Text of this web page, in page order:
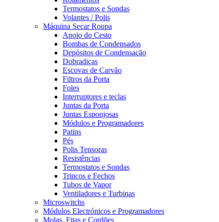
Termostatos e Sondas
Volantes / Polis
Máquina Secar Roupa
Apoio do Cesto
Bombas de Condensados
Depósitos de Condensação
Dobradiças
Escovas de Carvão
Filtros da Porta
Foles
Interruptores e teclas
Juntas da Porta
Juntas Esponjosas
Módulos e Programadores
Patins
Pés
Polis Tensoras
Resistências
Termostatos e Sondas
Trincos e Fechos
Tubos de Vapor
Ventiladores e Turbinas
Microswitchs
Módulos Electrónicos e Programadores
Molas, Fitas e Cordões